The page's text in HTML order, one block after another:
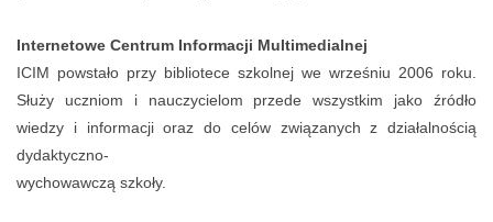
Internetowe Centrum Informacji Multimedialnej
ICIM powstało przy bibliotece szkolnej we wrześniu 2006 roku.
Służy uczniom i nauczycielom przede wszystkim jako źródło
wiedzy i informacji oraz do celów związanych z działalnością
dydaktyczno-
wychowawczą szkoły.